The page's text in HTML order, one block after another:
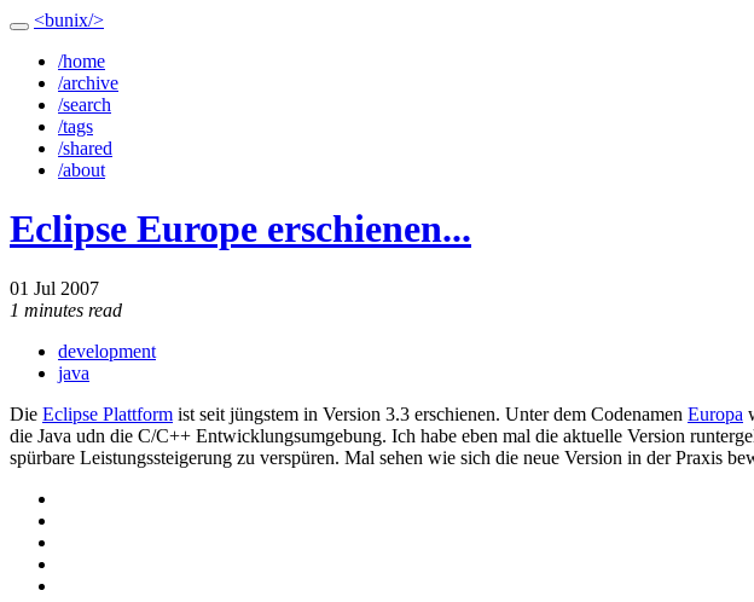
<bunix/>
/home
/archive
/search
/tags
/shared
/about
Eclipse Europe erschienen...
01 Jul 2007
1 minutes read
development
java
Die Eclipse Plattform ist seit jüngstem in Version 3.3 erschienen. Unter dem Codenamen Europa
die Java udn die C/C++ Entwicklungsumgebung. Ich habe eben mal die aktuelle Version
spürbare Leistungssteigerung zu verspüren. Mal sehen wie sich die neue Version in der Praxis